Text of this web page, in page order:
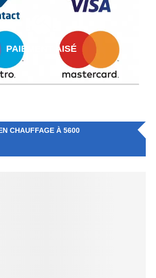
PAIEMENT AISÉ
CHAUFFAGE À 5600